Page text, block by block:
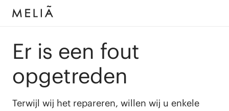
Er is een fout
opgetreden
Terwijl wij het repareren, willen wij u enkele